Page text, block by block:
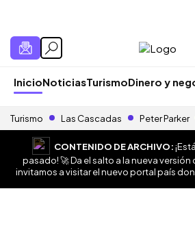
InicioNoticiasTurismoDinero y
Turismo Las Cascadas Peter Parker
CONTENIDO DE ARCHIVO:
pasado! 🚀 Da el salto a la nueva versión
invitamos a visitar el nuevo portal país